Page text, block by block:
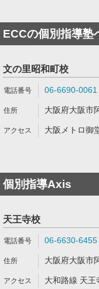
ECCの個別指導塾
文の里昭和町校
06-6690-0061
大阪府大阪市
大阪メトロ御
個別指導Axis
天王寺校
06-6630-6455
大阪府大阪市
大和路線 天